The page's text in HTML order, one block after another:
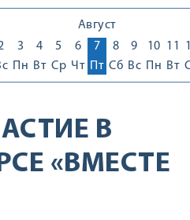
Август
3
Пн
4
Вт
5
Ср
6
Чт
7
Пт
8
Сб
9
Вс
10
Пн
11
Вт
В
«ВМЕСТЕ